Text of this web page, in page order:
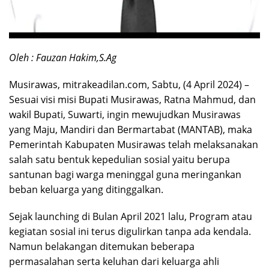
Oleh : Fauzan Hakim,S.Ag
Musirawas, mitrakeadilan.com, Sabtu, (4 April 2024) –
Sesuai visi misi Bupati Musirawas, Ratna Mahmud, dan
wakil Bupati, Suwarti, ingin mewujudkan Musirawas
yang Maju, Mandiri dan Bermartabat (MANTAB), maka
Pemerintah Kabupaten Musirawas telah melaksanakan
salah satu bentuk kepedulian sosial yaitu berupa
santunan bagi warga meninggal guna meringankan
beban keluarga yang ditinggalkan.
Sejak launching di Bulan April 2021 lalu, Program atau
kegiatan sosial ini terus digulirkan tanpa ada kendala.
Namun belakangan ditemukan beberapa
permasalahan serta keluhan dari keluarga ahli